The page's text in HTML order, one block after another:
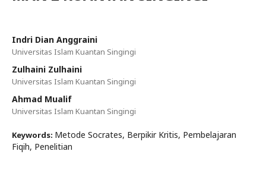
Indri Dian Anggraini
Universitas Islam Kuantan Singingi
Zulhaini Zulhaini
Universitas Islam Kuantan Singingi
Ahmad Mualif
Universitas Islam Kuantan Singingi
Keywords: Metode Socrates, Berpikir Kritis, Pembelajaran
Fiqih, Penelitian